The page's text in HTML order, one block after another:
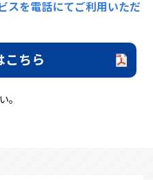
スを電話にてご利用いただ
こちら
。